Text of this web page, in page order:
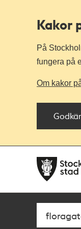
Kakor
På
fungera på
Om kakor
navigationen
huvudinnehållet
Sök